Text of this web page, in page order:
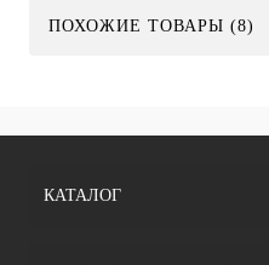
ПОХОЖИЕ ТОВАРЫ (8)
КАТАЛОГ